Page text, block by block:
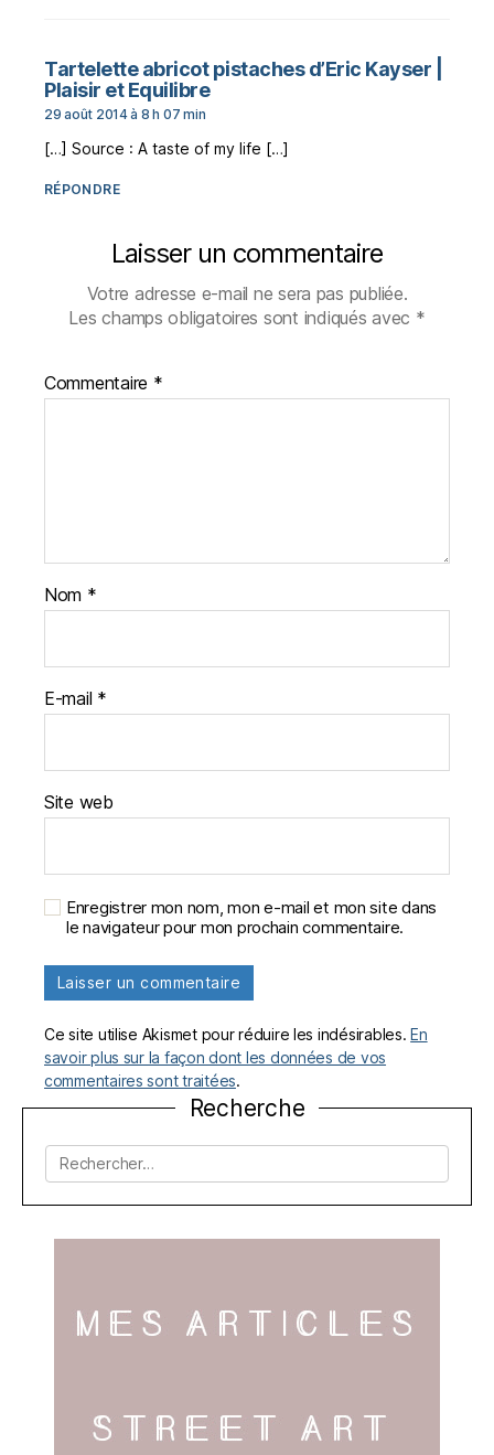
Tartelette abricot pistaches d’Eric Kayser |
Plaisir et Equilibredit :
29 août 2014 à 8 h 07 min
[…] Source : A taste of my life […]
RÉPONDRE
Laisser un commentaire
Votre adresse e-mail ne sera pas publiée.
Les champs obligatoires sont indiqués avec *
Commentaire *
Nom *
E-mail *
Site web
Enregistrer mon nom, mon e-mail et mon site dans
le navigateur pour mon prochain commentaire.
Ce site utilise Akismet pour réduire les indésirables.En
savoir plus sur la façon dont les données de vos
commentaires sont traitées.
Recherche
Rechercher :